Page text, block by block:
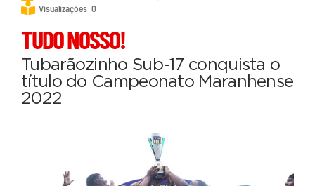
Visualizações: 0
TUDO NOSSO!
Tubarãozinho Sub-17 conquista o
título do Campeonato Maranhense
2022